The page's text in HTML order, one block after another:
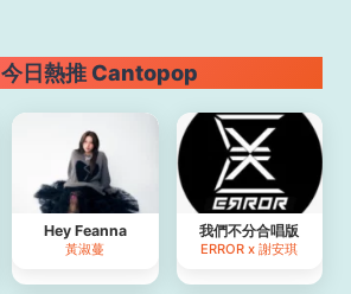
今日熱推 Cantopop
Hey Feanna
黃淑蔓
我們不分合唱版
ERROR x 謝安琪